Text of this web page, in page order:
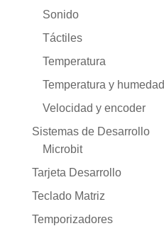
Sonido
Táctiles
Temperatura
Temperatura y humedad
Velocidad y encoder
Sistemas de Desarrollo
Microbit
Tarjeta Desarrollo
Teclado Matriz
Temporizadores